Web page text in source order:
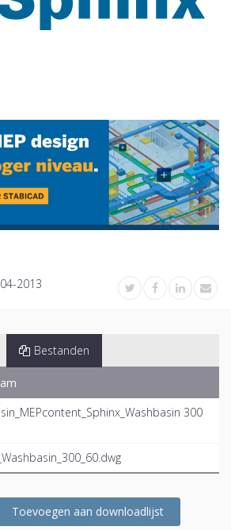
2013
Bestanden
300
Toevoegen aan downloadlijst